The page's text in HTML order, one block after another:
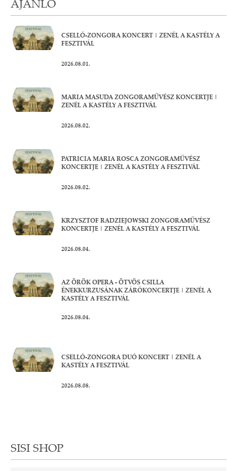
AJÁNLÓ
CSELLÓ-ZONGORA KONCERT | ZENÉL A KASTÉLY A
FESZTIVÁL
2026.08.01.
MARIA MASUDA ZONGORAMŰVÉSZ KONCERTJE |
ZENÉL A KASTÉLY A FESZTIVÁL
2026.08.02.
PATRICIA MARIA ROSCA ZONGORAMŰVÉSZ
KONCERTJE | ZENÉL A KASTÉLY A FESZTIVÁL
2026.08.02.
KRZYSZTOF RADZIEJOWSKI ZONGORAMŰVÉSZ
KONCERTJE | ZENÉL A KASTÉLY A FESZTIVÁL
2026.08.04.
AZ ÖRÖK OPERA - ÖTVÖS CSILLA
ÉNEKKURZUSÁNAK ZÁRÓKONCERTJE | ZENÉL A
KASTÉLY A FESZTIVÁL
2026.08.04.
CSELLÓ-ZONGORA DUÓ KONCERT | ZENÉL A
KASTÉLY A FESZTIVÁL
2026.08.08.
SISI SHOP